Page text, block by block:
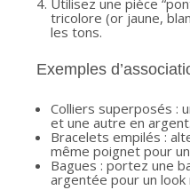
tricolore (or jaune,
les tons.
Exemples
Colliers superposés :
et une autre en argent.
Bracelets empilés :
même poignet pour
Bagues : portez une
argentée pour un